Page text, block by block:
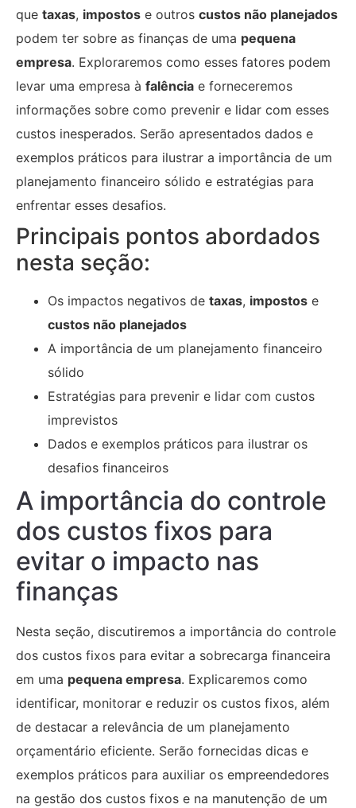
que taxas, impostos e outros custos não planejados
podem ter sobre as finanças de uma pequena
empresa. Exploraremos como esses fatores podem
levar uma empresa à falência e forneceremos
informações sobre como prevenir e lidar com esses
custos inesperados. Serão apresentados dados e
exemplos práticos para ilustrar a importância de um
planejamento financeiro sólido e estratégias para
enfrentar esses desafios.
Principais pontos abordados
nesta seção:
Os impactos negativos de taxas, impostos e
custos não planejados
A importância de um planejamento financeiro
sólido
Estratégias para prevenir e lidar com custos
imprevistos
Dados e exemplos práticos para ilustrar os
desafios financeiros
A importância do controle
dos custos fixos para
evitar o impacto nas
finanças
Nesta seção, discutiremos a importância do controle
dos custos fixos para evitar a sobrecarga financeira
em uma pequena empresa. Explicaremos como
identificar, monitorar e reduzir os custos fixos, além
de destacar a relevância de um planejamento
orçamentário eficiente. Serão fornecidas dicas e
exemplos práticos para auxiliar os empreendedores
na gestão dos custos fixos e na manutenção de um